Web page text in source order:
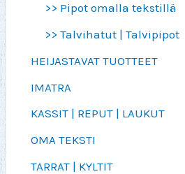
>> Pipot omalla tekstillä
>> Talvihatut | Talvipipot
HEIJASTAVAT TUOTTEET
IMATRA
KASSIT | REPUT | LAUKUT
OMA TEKSTI
TARRAT | KYLTIT